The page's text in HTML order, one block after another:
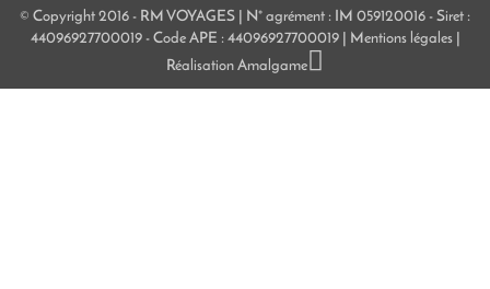
© Copyright 2016 - RM VOYAGES | N° agrément : IM 059120016 - Siret :
44096927700019 - Code APE : 44096927700019 |
Mentions légales|
Réalisation Amalgame